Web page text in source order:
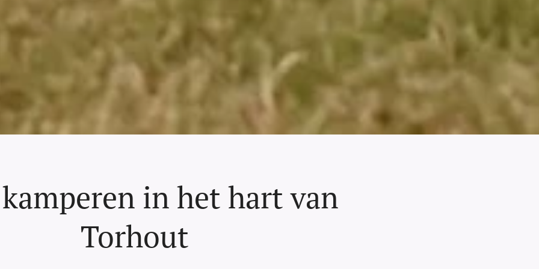
in het hart van
Torhout